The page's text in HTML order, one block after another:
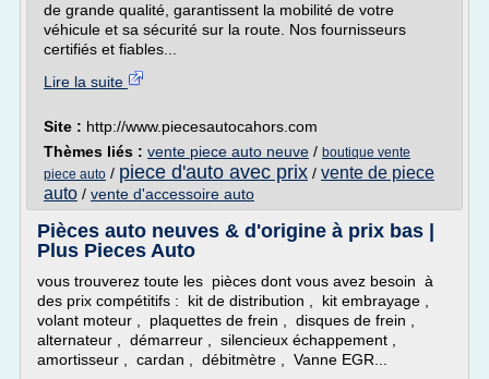
de grande qualité, garantissent la mobilité de votre
véhicule et sa sécurité sur la route. Nos fournisseurs
certifiés et fiables...
Lire la suite
Site : http://www.piecesautocahors.com
Thèmes liés : vente piece auto neuve / boutique vente
piece auto / piece d'auto avec prix / vente de piece
auto / vente d'accessoire auto
Pièces auto neuves & d'origine à prix bas |
Plus Pieces Auto
vous trouverez toute les pièces dont vous avez besoin à
des prix compétitifs : kit de distribution , kit embrayage ,
volant moteur , plaquettes de frein , disques de frein ,
alternateur , démarreur , silencieux échappement ,
amortisseur , cardan , débitmètre , Vanne EGR...